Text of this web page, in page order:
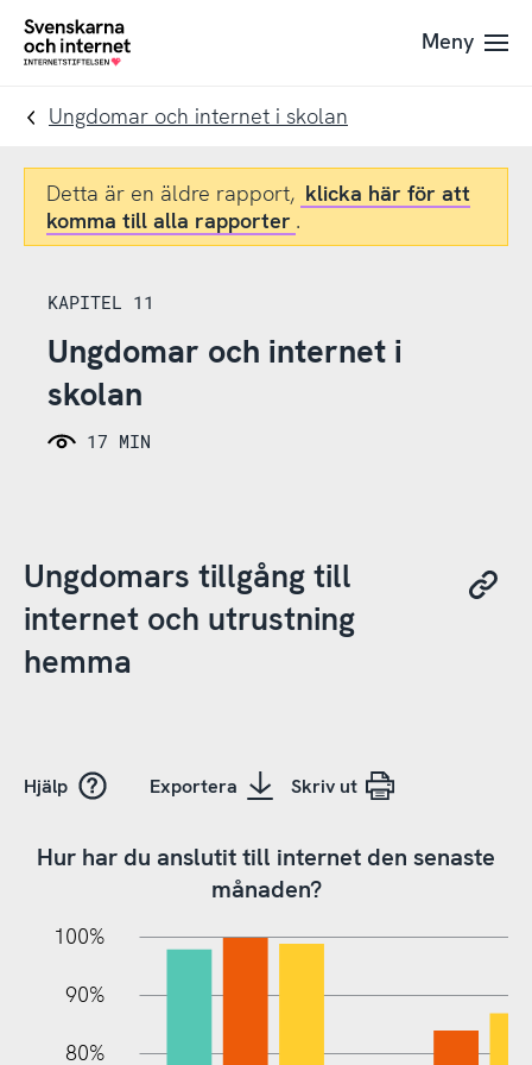
Till
navigation
Till
innehåll
To
Meny
Ungdomar och internet i skolan
Detta är en äldre rapport, klicka här för att
komma till alla rapporter .
KAPITEL 11
Ungdomar och internet i
skolan
17 MIN
Ungdomars tillgång till
internet och utrustning
hemma
Hjälp Exportera Skriv ut
Hur har du anslutit till internet den senaste
månaden?
100%
90%
80%